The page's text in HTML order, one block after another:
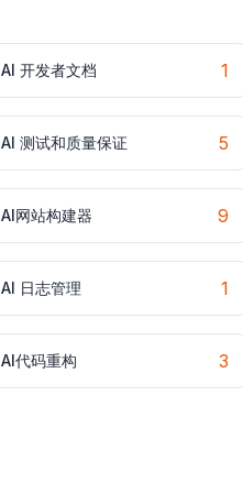
AI 开发者文档 1
AI 测试和质量保证 5
AI网站构建器 9
AI 日志管理 1
AI代码重构 3